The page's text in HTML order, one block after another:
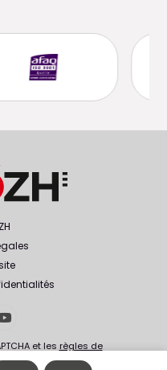
et les règles de
d'utilisationde